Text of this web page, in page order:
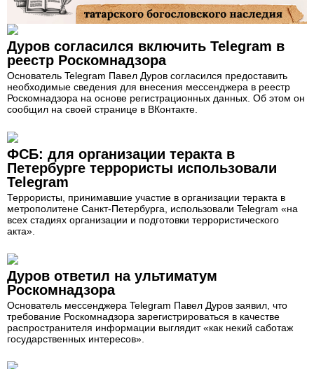
Дуров согласился включить Telegram в
реестр Роскомнадзора
Основатель Telegram Павел Дуров согласился предоставить
необходимые сведения для внесения мессенджера в реестр
Роскомнадзора на основе регистрационных данных. Об этом он
сообщил на своей странице в ВКонтакте.
ФСБ: для организации теракта в
Петербурге террористы использовали
Telegram
Террористы, принимавшие участие в организации теракта в
метрополитене Санкт-Петербурга, использовали Telegram «на
всех стадиях организации и подготовки террористического
акта».
Дуров ответил на ультиматум
Роскомнадзора
Основатель мессенджера Telegram Павел Дуров заявил, что
требование Роскомнадзора зарегистрироваться в качестве
распространителя информации выглядит «как некий саботаж
государственных интересов».